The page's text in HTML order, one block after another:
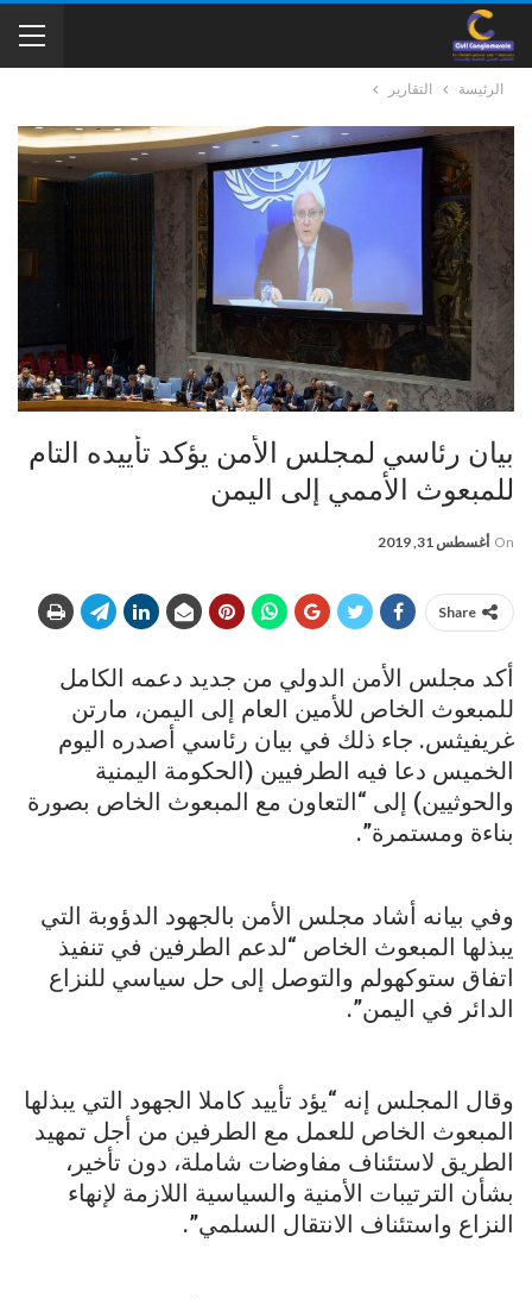
الرئيسة التقارير
بيان رئاسي لمجلس الأمن يؤكد تأييده التام
للمبعوث الأممي إلى اليمن
On أغسطس 31, 2019
Share
أكد مجلس الأمن الدولي من جديد دعمه الكامل
للمبعوث الخاص للأمين العام إلى اليمن، مارتن
غريفيثس. جاء ذلك في بيان رئاسي أصدره اليوم
الخميس دعا فيه الطرفيين (الحكومة اليمنية
والحوثيين) إلى “التعاون مع المبعوث الخاص بصورة
بناءة ومستمرة”.
وفي بيانه أشاد مجلس الأمن بالجهود الدؤوبة التي
يبذلها المبعوث الخاص “لدعم الطرفين في تنفيذ
اتفاق ستوكهولم والتوصل إلى حل سياسي للنزاع
الدائر في اليمن”.
وقال المجلس إنه “يؤد تأييد كاملا الجهود التي يبذلها
المبعوث الخاص للعمل مع الطرفين من أجل تمهيد
الطريق لاستئناف مفاوضات شاملة، دون تأخير،
بشأن الترتيبات الأمنية والسياسية اللازمة لإنهاء
النزاع واستئناف الانتقال السلمي”.